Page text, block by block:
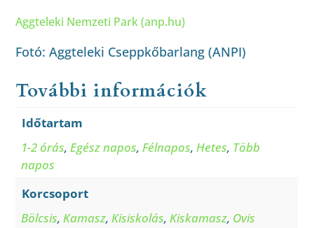
Aggteleki Nemzeti Park (anp.hu)
Fotó: Aggteleki Cseppkőbarlang (ANPI)
További információk
Időtartam
1-2 órás,Egész napos,Félnapos,Hetes, Több
napos
Korcsoport
Bölcsis,Kamasz,Kisiskolás,Kiskamasz, Ovis